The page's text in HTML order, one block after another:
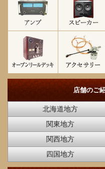
店舗のご
北海道地方
関東地方
関西地方
四国地方